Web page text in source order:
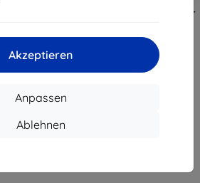
Akzeptieren
Anpassen
Ablehnen
3MK Schutzcover Armor Case für